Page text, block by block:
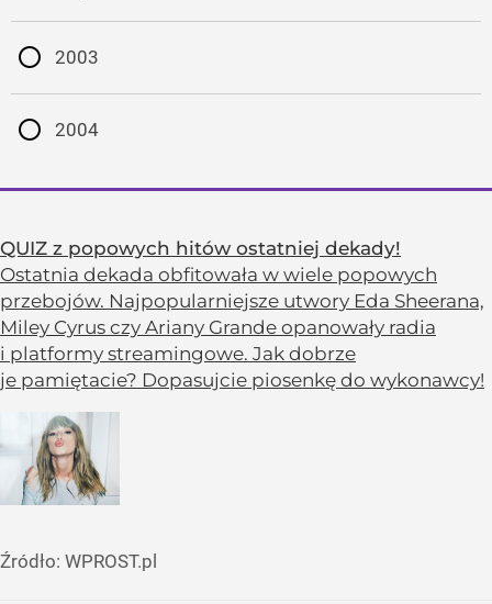
2003
2004
QUIZ z popowych hitów ostatniej dekady!
Ostatnia dekada obfitowała w wiele popowych
przebojów. Najpopularniejsze utwory Eda Sheerana,
Miley Cyrus czy Ariany Grande opanowały radia
i platformy streamingowe. Jak dobrze
je pamiętacie? Dopasujcie piosenkę do wykonawcy!
Źródło: WPROST.pl